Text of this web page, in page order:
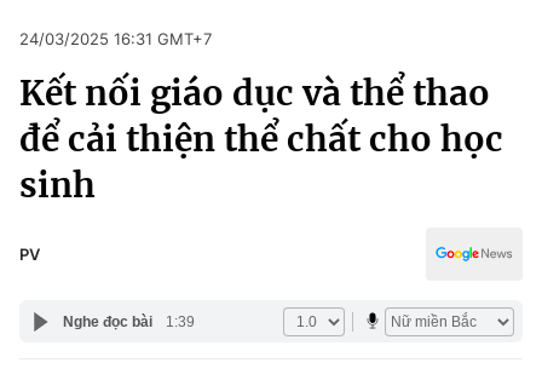
Chuyên mục
Chính trị
Xã hội
Pháp luật
Y tế
Pháp luật
Kinh tế
Thể thao
Truyền hình
Văn hóa - Giải trí
24/03/2025 16:31 GMT+7
Kết nối giáo dục và thể thao
để cải thiện thể chất cho học
sinh
PV
Nghe đọc bài 1:39